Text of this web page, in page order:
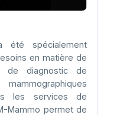
été spécialement
en matière de
de diagnostic de
les services de
Mammo permet de